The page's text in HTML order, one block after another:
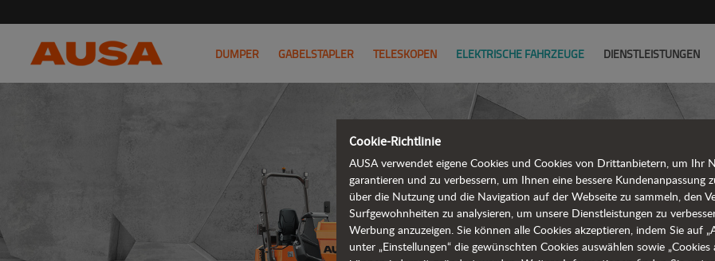
DUMPER GABELSTAPLER TELESKOPEN ELEKTRISCHE FAHRZEUGE DIENSTLEISTUNGEN
Cookie-Richtlinie
AUSA verwendet eigene Cookies und Cookies von Drittanbietern, um Ihr
garantieren und zu verbessern, um Ihnen eine bessere
über die Nutzung und die Navigation auf der Webseite zu sammeln, den
Surfgewohnheiten zu analysieren, um unsere Dienstleistungen zu
Werbung anzuzeigen. Sie können alle Cookies akzeptieren, indem Sie auf
unter „Einstellungen“ die gewünschten Cookies auswählen sowie „Cookies